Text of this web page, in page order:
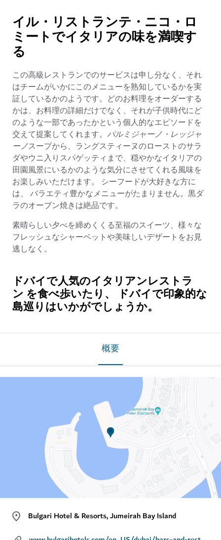
イル・リストランテ・ニコ・ロ
ミートでイタリアの味を満喫す
る
この高級レストランでのサービスは申し分なく、それ
はチームがいかにこのメニューを熟知しているかを実
証しているかのようです。どのお料理をオーダーする
かは、お料理の詳細だけでなく、それが子供時代にど
のような一部であったかという個人的なエピソードを
交えて提案してくれます。 パルミジャーノ・レッジャ
ーノスープから、ラングスティーヌのローストのサラ
ダやウニ入りスパゲッティまで、穏やかなイタリアの
田園風景にいるかのような気分にさせてくれる風味を
お楽しみいただけます。 シーフードが大好きな方に
は、 バラエティ豊かなメニューがたまりません。黒ダ
ラのオーブン焼きは絶品です。
素晴らしい夕べを締めくくる至福のスイーツ、様々な
フレッシュなシャーベットや美味しいデザートをお見
逃しなく。
ドバイで人気のイタリアンレストラ
ン を食べ歩いたり、 ドバイで印象的な
島巡りはいかがでしょうか。
概要
Bulgari Hotel & Resorts, Jumeirah Bay Island